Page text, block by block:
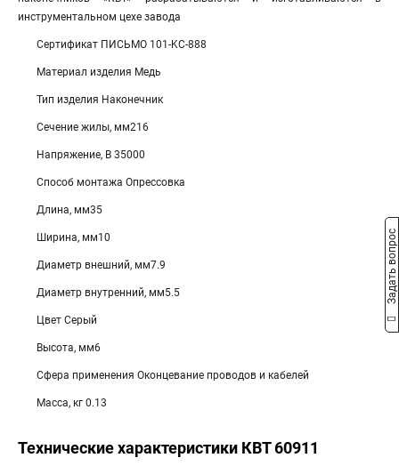
инструментальном цехе завода
Сертификат ПИСЬМО 101-KC-888
Материал изделия Медь
Тип изделия Наконечник
Сечение жилы, мм216
Напряжение, В 35000
Способ монтажа Опрессовка
Длина, мм35
Ширина, мм10
Диаметр внешний, мм7.9
Диаметр внутренний, мм5.5
Цвет Серый
Высота, мм6
Сфера применения Оконцевание проводов и кабелей
Масса, кг 0.13
Технические характеристики КВТ 60911
Задать вопрос